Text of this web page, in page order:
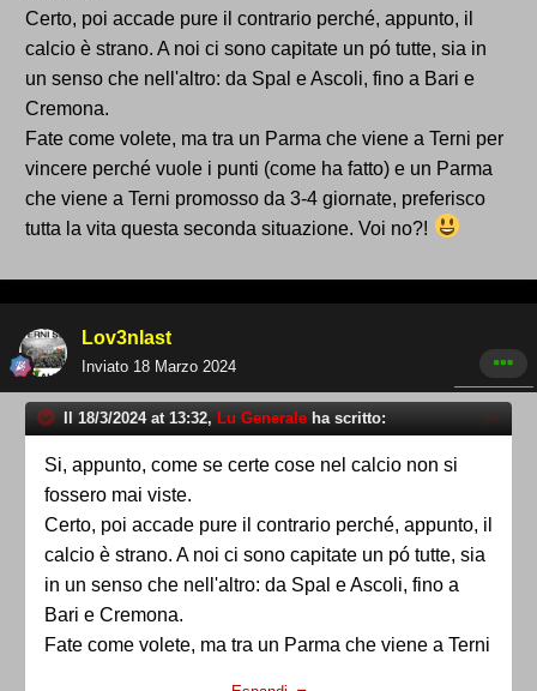
Certo, poi accade pure il contrario perché, appunto, il
calcio è strano. A noi ci sono capitate un pó tutte, sia in
un senso che nell'altro: da Spal e Ascoli, fino a Bari e
Cremona.
Fate come volete, ma tra un Parma che viene a Terni per
vincere perché vuole i punti (come ha fatto) e un Parma
che viene a Terni promosso da 3-4 giornate, preferisco
tutta la vita questa seconda situazione. Voi no?!
Lov3nlast
Inviato 18 Marzo 2024
Il 18/3/2024 at 13:32, Lu Generale ha scritto:
Si, appunto, come se certe cose nel calcio non si
fossero mai viste.
Certo, poi accade pure il contrario perché, appunto, il
calcio è strano. A noi ci sono capitate un pó tutte, sia
in un senso che nell'altro: da Spal e Ascoli, fino a
Bari e Cremona.
Fate come volete, ma tra un Parma che viene a Terni